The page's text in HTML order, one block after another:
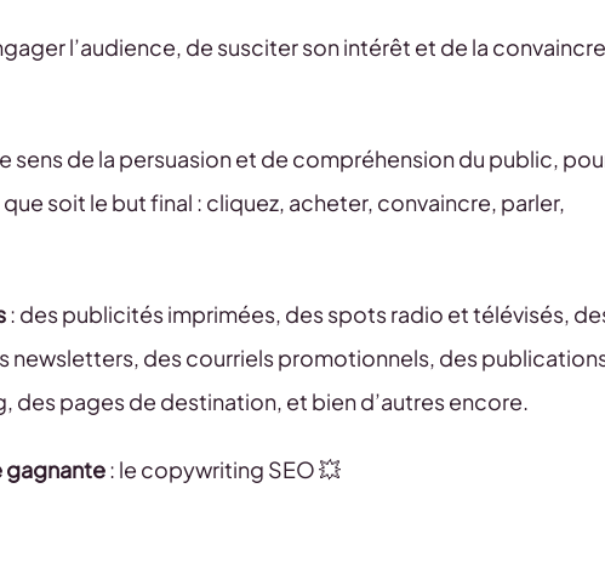
l’audience, de susciter son intérêt et de la convaincre
sens de la persuasion et de compréhension du public,
que soit le but final : cliquez, acheter, convaincre, parler,
: des publicités imprimées, des spots radio et télévisés,
newsletters, des courriels promotionnels, des
des pages de destination, et bien d’autres encore.
gagnante: le copywriting SEO 💥